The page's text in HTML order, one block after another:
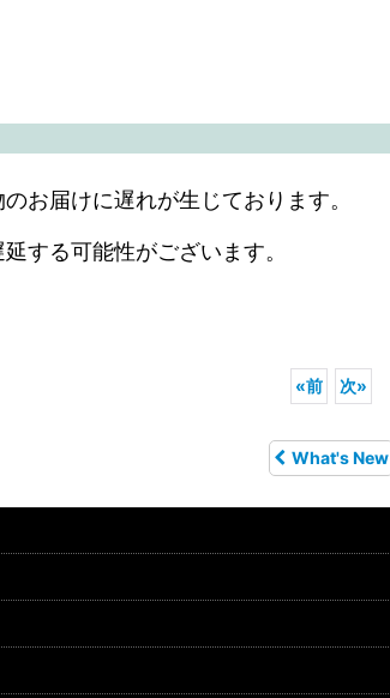
お届けに遅れが生じております。
する可能性がございます。
«前 次»
What's New